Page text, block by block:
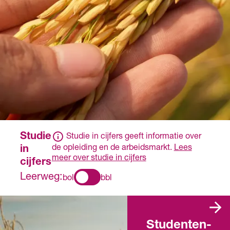
Studie
in
cijfers
Studie in cijfers geeft informatie over
de opleiding en de arbeidsmarkt. Lees
meer over studie in cijfers
Leerweg: bol bbl
Studenten­